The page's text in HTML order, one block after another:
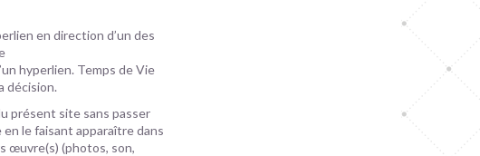
en direction d’un des
hyperlien. Temps de Vie
décision.
présent site sans passer
le faisant apparaître dans
œuvre(s) (photos, son,